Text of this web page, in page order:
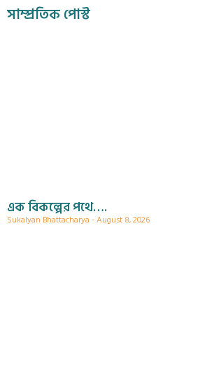
সাম্প্রতিক পোস্ট
এক বিকল্পের পথে….
Sukalyan Bhattacharya August 8, 2026